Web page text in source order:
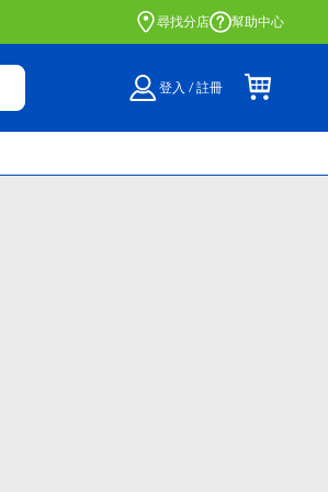
門店自取服務 網上購買並在店內
尋找分店 幫助中心
登入 / 註冊